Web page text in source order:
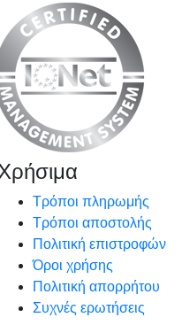
Τρόποι πληρωμής
Τρόποι αποστολής
Πολιτική επιστροφών
Όροι χρήσης
Πολιτική απορρήτου
Συχνές ερωτήσεις